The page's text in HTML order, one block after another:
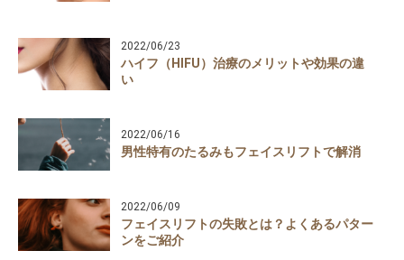
2022/06/23
ハイフ（HIFU）治療のメリットや効果の違
い
2022/06/16
男性特有のたるみもフェイスリフトで解消
2022/06/09
フェイスリフトの失敗とは？よくあるパター
ンをご紹介